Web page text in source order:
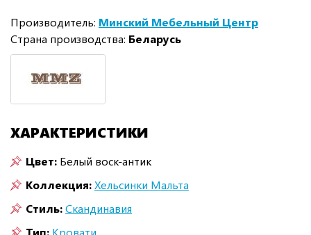
Производитель: Минский Мебельный Центр
Страна производства: Беларусь
ХАРАКТЕРИСТИКИ
Цвет: Белый воск-антик
Коллекция:Хельсинки Мальта
Стиль:Скандинавия
Тип: Кровати